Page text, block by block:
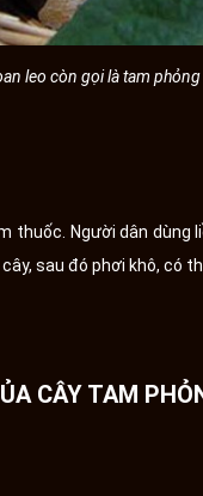
leo còn gọi là tam
thuốc. Người dân dùng
sau đó phơi khô, có
CÂY TAM